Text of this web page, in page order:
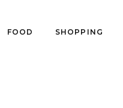
FOOD SHOPPING